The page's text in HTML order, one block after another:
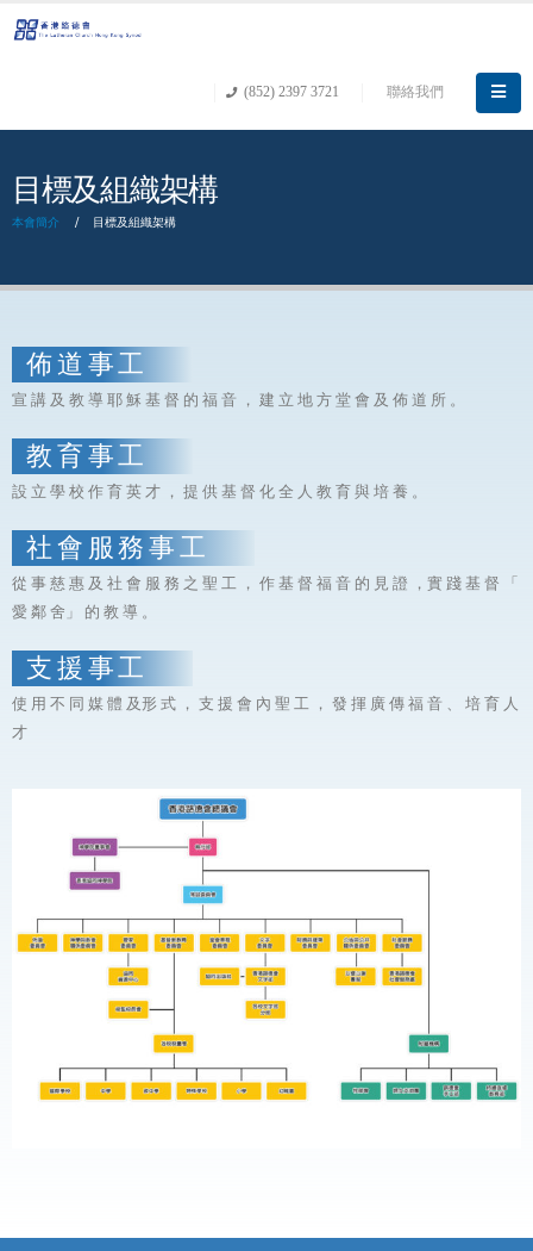
(852) 2397 3721 聯絡我們
目標及組織架構
本會簡介 目標及組織架構
佈 道 事 工
宣 講 及 教 導 耶 穌 基 督 的 福 音 ， 建 立 地 方 堂 會 及 佈 道 所 。
教 育 事 工
設 立 學 校 作 育 英 才 ， 提 供 基 督 化 全 人 教 育 與 培 養 。
社 會 服 務 事 工
從 事 慈 惠 及 社 會 服 務 之 聖 工 ， 作 基 督 福 音 的 見 證 ，實 踐 基 督 「
愛 鄰 舍」 的 教 導 。
支 援 事 工
使 用 不 同 媒 體 及形 式 ， 支 援 會 內 聖 工 ， 發 揮 廣 傳 福 音 、 培 育 人
才